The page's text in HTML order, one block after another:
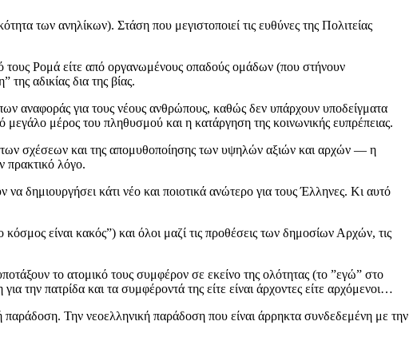
των ανηλίκων). Στάση που μεγιστοποιεί τις ευθύνες της Πολιτείας
τους Ρομά είτε από οργανωμένους οπαδούς ομάδων (που στήνουν
αδικίας δια της βίας.
αναφοράς για τους νέους ανθρώπους, καθώς δεν υπάρχουν υποδείγματα
μέρος του πληθυσμού και η κατάργηση της κοινωνικής ευπρέπειας.
σχέσεων και της απομυθοποίησης των υψηλών αξιών και αρχών — η
πρακτικό λόγο.
να δημιουργήσει κάτι νέο και ποιοτικά ανώτερο για τους Έλληνες. Κι αυτό
είναι κακός”) και όλοι μαζί τις προθέσεις των δημοσίων Αρχών, τις
το ατομικό τους συμφέρον σε εκείνο της ολότητας (το ”εγώ” στο
την πατρίδα και τα συμφέροντά της είτε είναι άρχοντες είτε αρχόμενοι…
παράδοση. Την νεοελληνική παράδοση που είναι άρρηκτα συνδεδεμένη με την